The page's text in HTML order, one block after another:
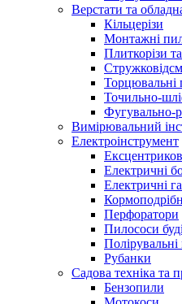
Верстати та
Кільцерізи
Монтажні
Плиткорізи
Торцювальні
Точильно-
Фугувально-
Вимірювальний
Електроінструмент
Електричні
Електричні
Перфоратори
Пилососи
Рубанки
Садова техніка та
Бензопили